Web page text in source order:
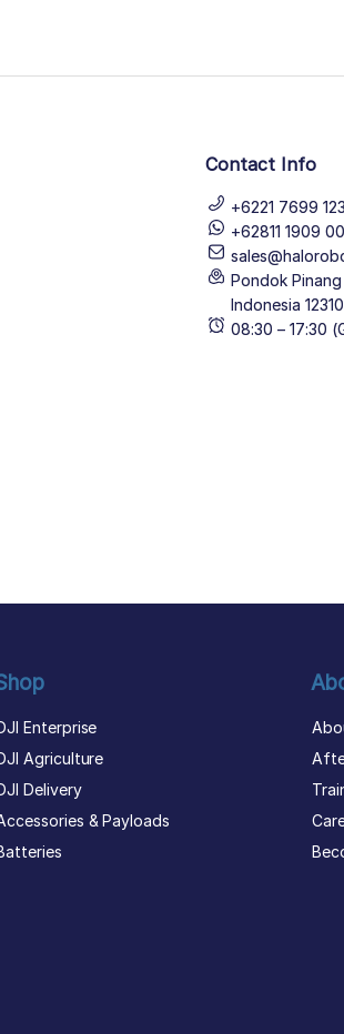
Contact Info
+6221 7699 123
+62811 1909
Pondok
Indonesia 12310
08:30 – 17:30
Enterprise
Agriculture
Delivery
& Payloads